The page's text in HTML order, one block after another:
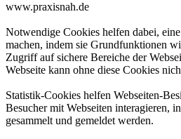
www.praxisnah.de
Notwendige Cookies helfen dabei,
machen, indem sie Grundfunktionen
Zugriff auf sichere Bereiche der
Webseite kann ohne diese Cookies
Statistik-Cookies helfen Webseiten-
Besucher mit Webseiten interagieren,
gesammelt und gemeldet werden.